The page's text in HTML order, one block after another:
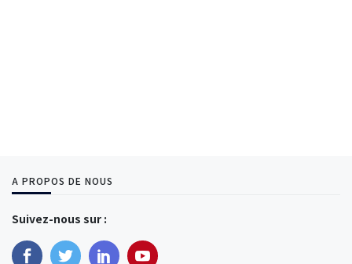
A PROPOS DE NOUS
Suivez-nous sur :